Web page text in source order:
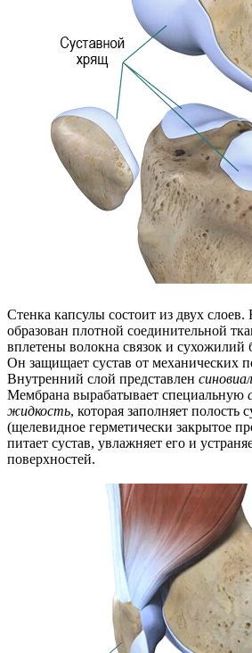
Стенка капсулы состоит из двух
образован плотной соединительной
вплетены волокна связок и
Он защищает сустав от механических
Внутренний слой представлен
Мембрана вырабатывает специальную
жидкость, которая заполняет полость
(щелевидное герметически закрытое
питает сустав, увлажняет его и
поверхностей.